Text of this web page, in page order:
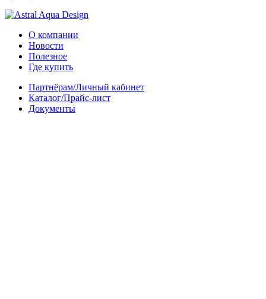
О компании
Новости
Полезное
Где купить
Партнёрам/Личный кабинет
Каталог/Прайс-лист
Документы